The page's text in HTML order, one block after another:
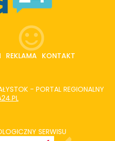
REKLAMA KONTAKT
- PORTAL REGIONALNY
SERWISU